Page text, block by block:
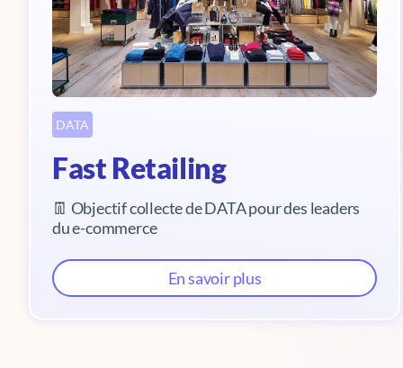
DATA
Fast Retailing
👖 Objectif collecte de DATA pour des leaders
du e-commerce
En savoir plus